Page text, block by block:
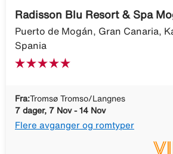
Radisson Blu Resort & Spa
Puerto de Mogán, Gran Canaria,
Spania
Fra:Tromsø Tromso/Langnes
7 dager, 7 Nov - 14 Nov
Flere avganger og romtyper